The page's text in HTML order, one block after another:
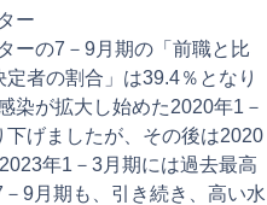
ー
ーの7－9月期の「前職と比
者の割合」は39.4％となり
染が拡大し始めた2020年1－
げましたが、その後は2020
年1－3月期には過去最高
9月期も、引き続き、高い水